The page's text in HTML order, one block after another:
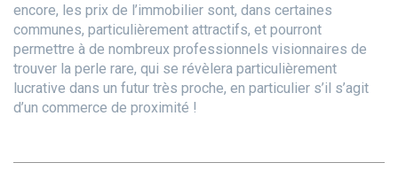
encore, les prix de l’immobilier sont, dans certaines
communes, particulièrement attractifs, et pourront
permettre à de nombreux professionnels visionnaires de
trouver la perle rare, qui se révèlera particulièrement
lucrative dans un futur très proche, en particulier s’il s’agit
d’un commerce de proximité !